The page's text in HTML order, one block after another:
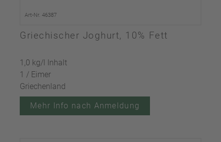
Art-Nr. 46387
Griechischer Joghurt, 10% Fett
1,0 kg/l Inhalt
1 / Eimer
Griechenland
Mehr Info nach Anmeldung